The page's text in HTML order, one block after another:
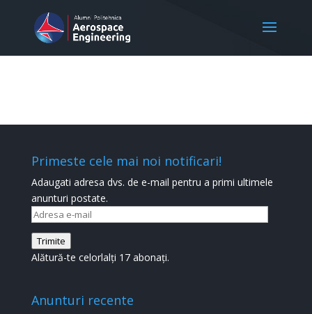
Primeste cele mai noi notificari!
Adaugati adresa dvs. de e-mail pentru a primi ultimele
anunturi postate.
Adresa
e-
mail
Trimite
Alătură-te celorlalți 17 abonați.
Anunturi recente